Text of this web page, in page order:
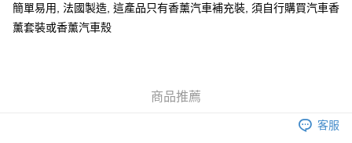
豐自提點點碼便可
每筆HK$30.00，滿HK$500.00或以上免運費
簡單易用, 法國製造, 這產品只有香薰汽車補充裝, 須自行購買汽車香
薰套裝或香薰汽車殼
商品推薦
客服